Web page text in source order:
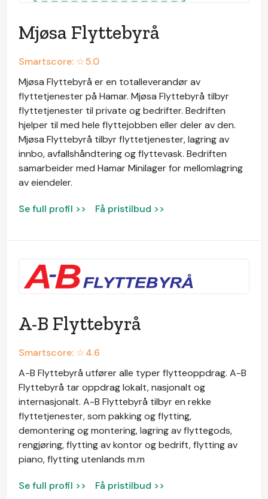
Mjøsa Flyttebyrå
Smartscore: ☆5.0
Mjøsa Flyttebyrå er en totalleverandør av
flyttetjenester på Hamar. Mjøsa Flyttebyrå tilbyr
flyttetjenester til private og bedrifter. Bedriften
hjelper til med hele flyttejobben eller deler av den.
Mjøsa Flyttebyrå tilbyr flyttetjenester, lagring av
innbo, avfallshåndtering og flyttevask. Bedriften
samarbeider med Hamar Minilager for mellomlagring
av eiendeler.
Se full profil >> Få pristilbud >>
A-B Flyttebyrå
Smartscore: ☆4.6
A-B Flyttebyrå utfører alle typer flytteoppdrag. A-B
Flyttebyrå tar oppdrag lokalt, nasjonalt og
internasjonalt. A-B Flyttebyrå tilbyr en rekke
flyttetjenester, som pakking og flytting,
demontering og montering, lagring av flyttegods,
rengjøring, flytting av kontor og bedrift, flytting av
piano, flytting utenlands m.m
Se full profil >> Få pristilbud >>